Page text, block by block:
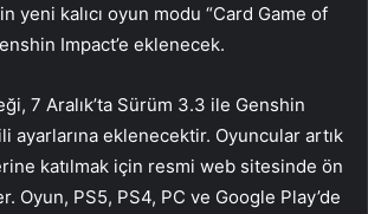
yeni kalıcı oyun modu “Card Game of
Impact’e eklenecek.
7 Aralık’ta Sürüm 3.3 ile Genshin
ayarlarına eklenecektir. Oyuncular artık
katılmak için resmi web sitesinde ön
Oyun, PS5, PS4, PC ve Google Play’de